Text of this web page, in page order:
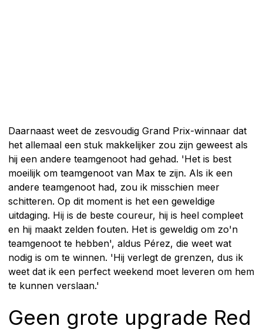
Daarnaast weet de zesvoudig Grand Prix-winnaar dat
het allemaal een stuk makkelijker zou zijn geweest als
hij een andere teamgenoot had gehad. 'Het is best
moeilijk om teamgenoot van Max te zijn. Als ik een
andere teamgenoot had, zou ik misschien meer
schitteren. Op dit moment is het een geweldige
uitdaging. Hij is de beste coureur, hij is heel compleet
en hij maakt zelden fouten. Het is geweldig om zo'n
teamgenoot te hebben', aldus Pérez, die weet wat
nodig is om te winnen. 'Hij verlegt de grenzen, dus ik
weet dat ik een perfect weekend moet leveren om hem
te kunnen verslaan.'
Geen grote upgrade Red